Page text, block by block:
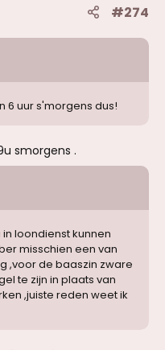
#274
6 uur s'morgens dus!
smorgens .
loondienst kunnen
misschien een van
,voor de baaszin zware
te zijn in plaats van
,juiste reden weet ik